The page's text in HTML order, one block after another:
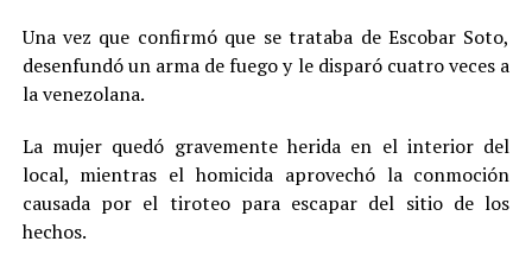
Una vez que confirmó que se trataba de Escobar Soto,
desenfundó un arma de fuego y le disparó cuatro veces a
la venezolana.
La mujer quedó gravemente herida en el interior del
local, mientras el homicida aprovechó la conmoción
causada por el tiroteo para escapar del sitio de los
hechos.